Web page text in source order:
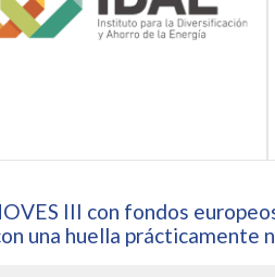
III con fondos
una huella prácticamente